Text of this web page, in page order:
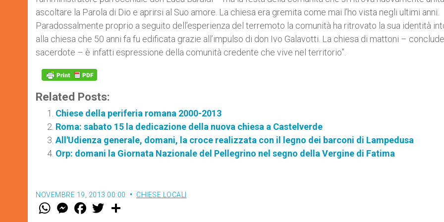
ascoltare la Parola di Dio e aprirsi al Suo amore. La chiesa era gremita come mai l’ho vista negli ultimi anni.
Paradossalmente proprio a seguito dell’esperienza del terremoto la comunità ha ritrovato la sua identità
alla chiesa che 50 anni fa fu edificata grazie all’impulso di don Ivo Galavotti. La chiesa di mattoni – conclude
sacerdote – è infatti espressione della comunità credente che vive nel territorio”.
Related Posts:
Chiese della periferia romana 2000-2013
Roma: sabato 15 la dedicazione della nuova chiesa a Castelverde
All'Udienza generale, domani, la croce realizzata con il legno dei barconi di Lampedusa
Orp: domani la Giornata Nazionale del Pellegrino nel segno della Vergine di Fatima
NOVEMBRE 19, 2013 00:00 CHIESE LOCALI
W M
e
F
a w